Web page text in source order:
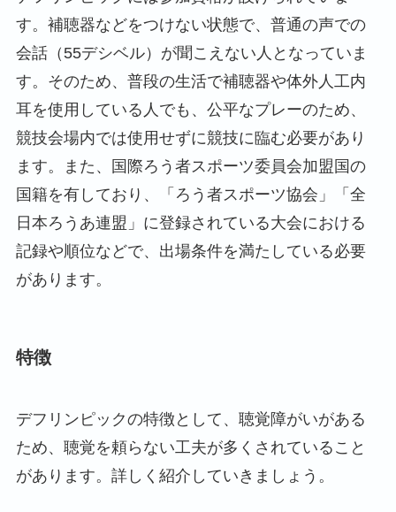
す。補聴器などをつけない状態で、普通の声での
会話（55デシベル）が聞こえない人となっていま
す。そのため、普段の生活で補聴器や体外人工内
耳を使用している人でも、公平なプレーのため、
競技会場内では使用せずに競技に臨む必要があり
ます。また、国際ろう者スポーツ委員会加盟国の
国籍を有しており、「ろう者スポーツ協会」「全
日本ろうあ連盟」に登録されている大会における
記録や順位などで、出場条件を満たしている必要
があります。
特徴
デフリンピックの特徴として、聴覚障がいがある
ため、聴覚を頼らない工夫が多くされていること
があります。詳しく紹介していきましょう。